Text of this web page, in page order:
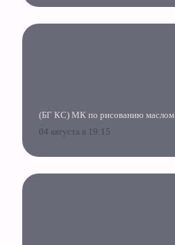
(БГ КС) МК по рисованию маслом
04 августа в 19:15